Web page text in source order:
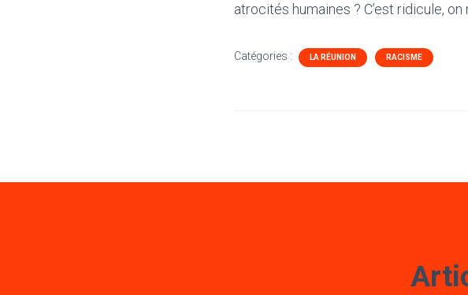
atrocités humaines ? C’est ridicule,
Catégories : LA RÉUNION RACISME